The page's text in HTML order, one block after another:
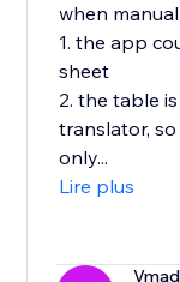
when
1. the app
sheet
2. the table
translator,
only...
Lire plus